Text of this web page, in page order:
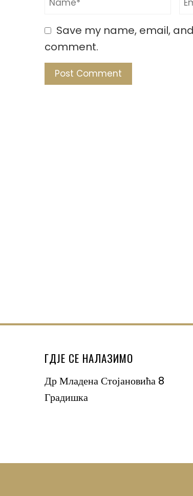
Save my name, email,
comment.
ГДЈЕ СЕ НАЛАЗИМО
Др Младена Стојановића 8
Градишка